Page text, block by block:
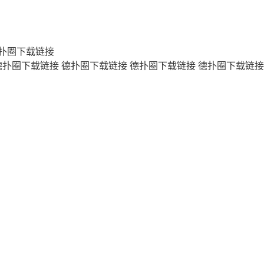
圈下载链接
扑圈下载链接 德扑圈下载链接 德扑圈下载链接 德扑圈下载链接